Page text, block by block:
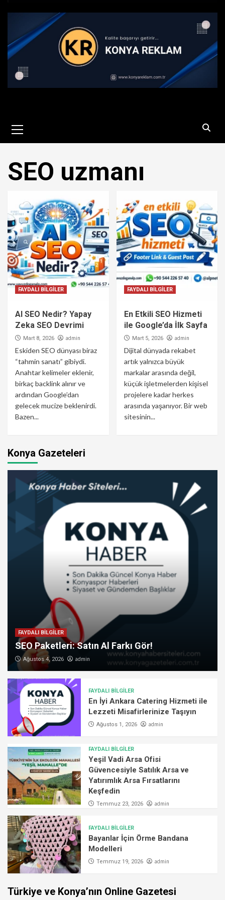
Menu
SEO uzmanı
FAYDALI BİLGİLER
AI SEO Nedir? Yapay
Zeka SEO Devrimi
Mart 8, 2026 admin
Eskiden SEO dünyası biraz
“tahmin sanatı” gibiydi.
Anahtar kelimeler eklenir,
birkaç backlink alınır ve
ardından Google’dan
gelecek mucize beklenirdi.
Bazen...
FAYDALI BİLGİLER
En Etkili SEO Hizmeti
ile Google’da İlk Sayfa
Mart 5, 2026 admin
Dijital dünyada rekabet
artık yalnızca büyük
markalar arasında değil,
küçük işletmelerden kişisel
projelere kadar herkes
arasında yaşanıyor. Bir web
sitesinin...
Konya Gazeteleri
FAYDALI BİLGİLER
SEO Paketleri: Satın Al Farkı Gör!
Ağustos 4, 2026 admin
FAYDALI BİLGİLER
En İyi Ankara Catering Hizmeti ile
Lezzeti Misafirlerinize Taşıyın
Ağustos 1, 2026 admin
FAYDALI BİLGİLER
Yeşil Vadi Arsa Ofisi
Güvencesiyle Satılık Arsa ve
Yatırımlık Arsa Fırsatlarını
Keşfedin
Temmuz 23, 2026 admin
FAYDALI BİLGİLER
Bayanlar İçin Örme Bandana
Modelleri
Temmuz 19, 2026 admin
Türkiye ve Konya’nın Online Gazetesi